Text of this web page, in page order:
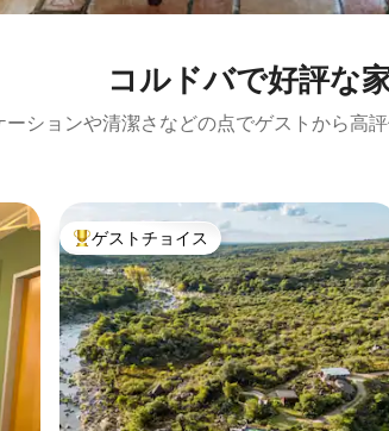
コルドバで好評な
ーションや清潔さなどの点でゲストから高
大好評のゲストチョイスです。
ゲストチョイス